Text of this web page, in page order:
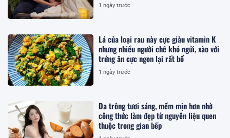
1 ngày trước
Lá của loại rau này cực giàu vitamin K
nhưng nhiều người chê khó ngửi, xào với
trứng ăn cực ngon lại rất bổ
1 ngày trước
Da trông tươi sáng, mềm mịn hơn nhờ
công thức làm đẹp từ nguyên liệu quen
thuộc trong gian bếp